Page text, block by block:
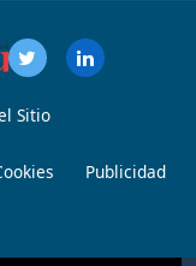
Sitio
Publicidad